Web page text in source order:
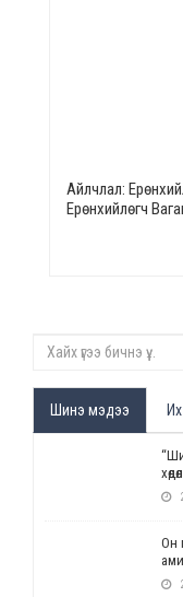
Айлчлал:
Ерөнхийлөгч
Шинэ мэдээ
Он